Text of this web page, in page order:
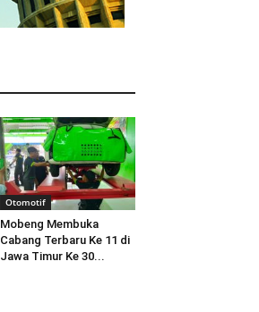
Otomotif
Mobeng Membuka
Cabang Terbaru Ke 11 di
Jawa Timur Ke 30...